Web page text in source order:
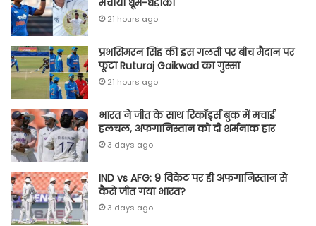
21 hours ago
प्रभसिमरन सिंह की इस गलती पर बीच मैदान पर
फूटा Ruturaj Gaikwad का गुस्सा
21 hours ago
भारत ने जीत के साथ रिकॉर्ड्स बुक में मचाई
हलचल, अफगानिस्तान को दी शर्मनाक हार
3 days ago
IND vs AFG: 9 विकेट पर ही अफगानिस्तान से
कैसे जीत गया भारत?
3 days ago